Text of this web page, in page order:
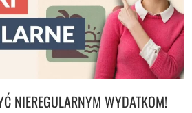
NIEREGULARNYM WYDATKOM!